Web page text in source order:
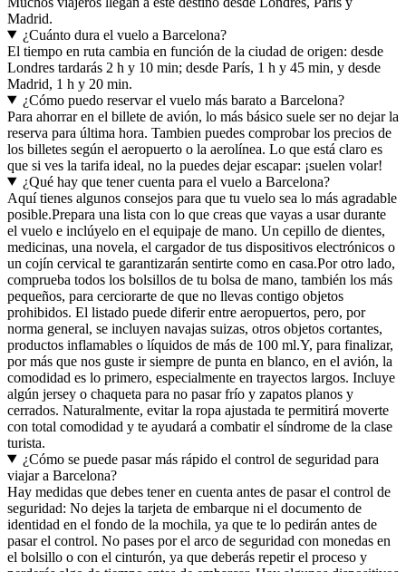
Madrid.
¿Cuánto dura el vuelo a Barcelona?
El tiempo en ruta cambia en función de la ciudad de origen: desde
Londres tardarás 2 h y 10 min; desde París, 1 h y 45 min, y desde
Madrid, 1 h y 20 min.
¿Cómo puedo reservar el vuelo más barato a Barcelona?
Para ahorrar en el billete de avión, lo más básico suele ser no dejar la
reserva para última hora. Tambien puedes comprobar los precios de
los billetes según el aeropuerto o la aerolínea. Lo que está claro es
que si ves la tarifa ideal, no la puedes dejar escapar: ¡suelen volar!
¿Qué hay que tener cuenta para el vuelo a Barcelona?
Aquí tienes algunos consejos para que tu vuelo sea lo más agradable
posible.Prepara una lista con lo que creas que vayas a usar durante
el vuelo e inclúyelo en el equipaje de mano. Un cepillo de dientes,
medicinas, una novela, el cargador de tus dispositivos electrónicos o
un cojín cervical te garantizarán sentirte como en casa.Por otro lado,
comprueba todos los bolsillos de tu bolsa de mano, también los más
pequeños, para cerciorarte de que no llevas contigo objetos
prohibidos. El listado puede diferir entre aeropuertos, pero, por
norma general, se incluyen navajas suizas, otros objetos cortantes,
productos inflamables o líquidos de más de 100 ml.Y, para finalizar,
por más que nos guste ir siempre de punta en blanco, en el avión, la
comodidad es lo primero, especialmente en trayectos largos. Incluye
algún jersey o chaqueta para no pasar frío y zapatos planos y
cerrados. Naturalmente, evitar la ropa ajustada te permitirá moverte
con total comodidad y te ayudará a combatir el síndrome de la clase
turista.
¿Cómo se puede pasar más rápido el control de seguridad para
viajar a Barcelona?
Hay medidas que debes tener en cuenta antes de pasar el control de
seguridad: No dejes la tarjeta de embarque ni el documento de
identidad en el fondo de la mochila, ya que te lo pedirán antes de
pasar el control. No pases por el arco de seguridad con monedas en
el bolsillo o con el cinturón, ya que deberás repetir el proceso y